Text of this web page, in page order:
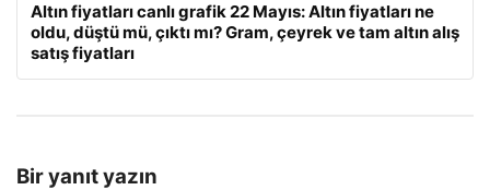
Altın fiyatları canlı grafik 22 Mayıs: Altın fiyatları ne
oldu, düştü mü, çıktı mı? Gram, çeyrek ve tam altın alış
satış fiyatları
Bir yanıt yazın